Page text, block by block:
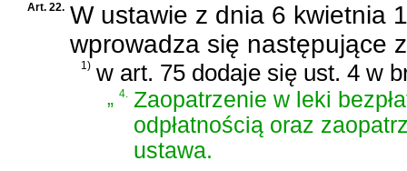
Art. 22. W ustawie z dnia 6 kwietnia
wprowadza się następujące
1) w art. 75 dodaje się ust. 4 w
„ 4. Zaopatrzenie w leki
odpłatnością oraz
ustawa.